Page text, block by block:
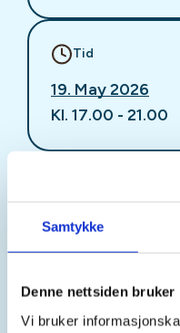
Samtykke
Denne nettsiden
Vi bruker
Tid
19. May 2026
Kl. 17.00 - 21.00
Kristiansund og
Turistforening
Kontaktperson